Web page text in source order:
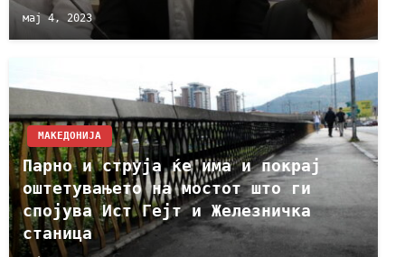
мај 4, 2023
МАКЕДОНИЈА
Парно и струја ќе има и покрај
оштетувањето на мостот што ги
спојува Ист Гејт и Железничка
станица